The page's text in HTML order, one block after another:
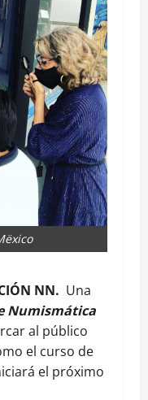
NN. Una
Numismática
al público
el curso de
el próximo